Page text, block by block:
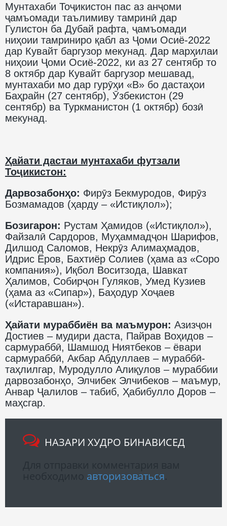
Мунтахаби Тоҷикистон пас аз анҷоми
ҷамъомади таълимиву тамринӣ дар
Гулистон ба Дубай рафта, ҷамъомади
ниҳоии тамриниро қабл аз Ҷоми Осиё-2022
дар Кувайт баргузор мекунад. Дар марҳилаи
ниҳоии Ҷоми Осиё-2022, ки аз 27 сентябр то
8 октябр дар Кувайт баргузор мешавад,
мунтахаби мо дар гурӯҳи «В» бо дастаҳои
Баҳрайн (27 сентябр), Ӯзбекистон (29
сентябр) ва Туркманистон (1 октябр) бозӣ
мекунад.
Ҳайати дастаи мунтахаби футзали
Тоҷикистон:
Дарвозабонҳо: Фирӯз Бекмуродов, Фирӯз
Бозмамадов (ҳарду – «Истиқлол»);
Бозигарон: Рустам Ҳамидов («Истиқлол»),
Файзалӣ Сардоров, Муҳаммадҷон Шарифов,
Дилшод Саломов, Некрӯз Алимаҳмадов,
Идрис Ёров, Бахтиёр Солиев (ҳама аз «Соро
компания»), Иқбол Воситзода, Шавкат
Ҳалимов, Собирҷон Гуляков, Умед Кузиев
(ҳама аз «Сипар»), Баҳодур Хоҷаев
(«Истаравшан»).
Ҳайати мураббиён ва маъмурон: Азизҷон
Достиев – мудири даста, Пайрав Воҳидов –
сармураббӣ, Шамшод Ниятбеков – ёвари
сармураббӣ, Акбар Абдуллаев – мураббӣ-
таҳлилгар, Муродулло Алиқулов – мураббии
дарвозабонҳо, Элчибек Элчибеков – маъмур,
Анвар Ҷалилов – табиб, Ҳабибулло Доров –
маҳсгар.
НАЗАРИ ХУДРО БИНАВИСЕД
авторизоваться